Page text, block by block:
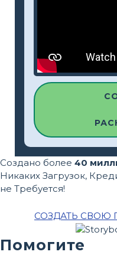
Создано более 40
Никаких Загрузок,
не Требуется!
СОЗДАТЬ СВОЮ
Помогите